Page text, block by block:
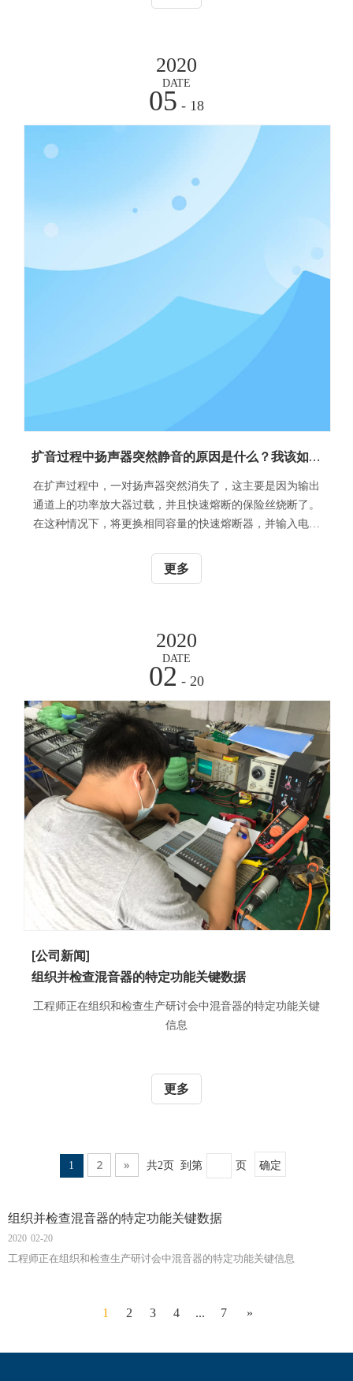
2020
DATE
05 - 18
扩音过程中扬声器突然静音的原因是什么？我该如何应对？
在扩声过程中，一对扬声器突然消失了，这主要是因为输出
通道上的功率放大器过载，并且快速熔断的保险丝烧断了。
在这种情况下，将更换相同容量的快速熔断器，并输入电源
更多
2020
DATE
02 - 20
[公司新闻]
组织并检查混音器的特定功能关键数据
工程师正在组织和检查生产研讨会中混音器的特定功能关键
信息
更多
1 2 » 共2页 到第 页 确定
组织并检查混音器的特定功能关键数据
工程师正在组织和检查生产研讨会中混音器的特定功能关键信息
2020 02-20
1 2 3 4 ... 7 »